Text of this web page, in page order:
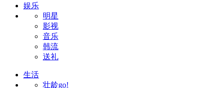
娱乐
明星
影视
音乐
韩流
送礼
生活
壮龄go!